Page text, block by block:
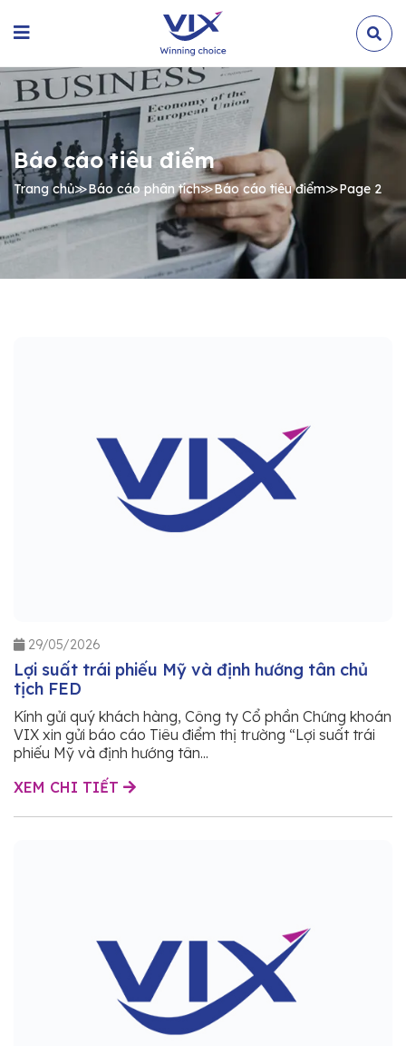
Báo cáo tiêu điểm
Trang chủ≫Báo cáo phân tích≫Báo cáo tiêu điểm≫Page 2
29/05/2026
Lợi suất trái phiếu Mỹ và định hướng tân chủ
tịch FED
Kính gửi quý khách hàng, Công ty Cổ phần Chứng khoán
VIX xin gửi báo cáo Tiêu điểm thị trường “Lợi suất trái
phiếu Mỹ và định hướng tân...
XEM CHI TIẾT